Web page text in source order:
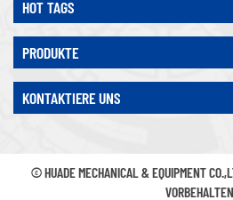
Spiraltyp, Kolbentyp, Trockner,
vollständiger
Arten von Luftkompressoren als
von das wichtigste Gussteil für
Unternehmen ein eigenes
Servomotoren entwickelt und
HOT TAGS
PRODUKTE
KONTAKTIERE UNS
© HUADE MECHANICAL & EQUIPMENT
VORBEHALTEN